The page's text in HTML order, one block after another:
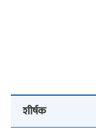
शीर्षक